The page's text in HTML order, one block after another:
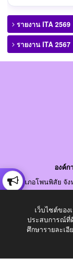
รายงาน ITA 2569
รายงาน ITA 2567
องค์ก
อำเภอโพนพิสัย จั
อีเมลก
เว็บไซต์ขอ
ประสบการณ์ที่
ศึกษารายละเอี